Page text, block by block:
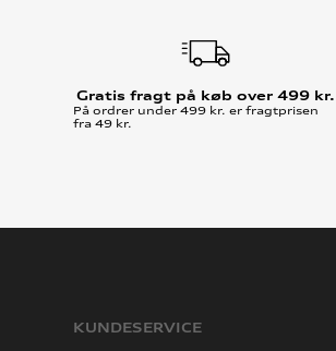
Gratis fragt på køb over 499 kr.
På ordrer under 499 kr. er fragtprisen
fra 49 kr.
KUNDESERVICE